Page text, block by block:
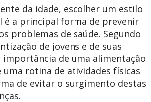
da idade, escolher um estilo
é a principal forma de prevenir
problemas de saúde. Segundo
de jovens e de suas
importância de uma alimentação
uma rotina de atividades físicas
de evitar o surgimento destas